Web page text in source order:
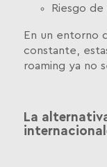
Riesgo
En un entorno
constante,
roaming ya no
La